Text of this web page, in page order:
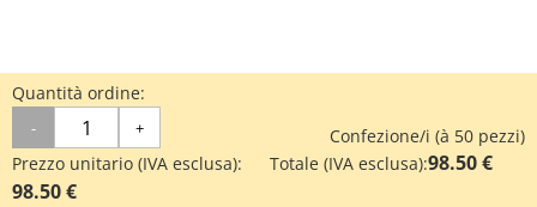
Quantità ordine:
- +
Confezione/i (à 50 pezzi)
Prezzo unitario (IVA esclusa):
98.50 €
Totale (IVA esclusa):98.50 €